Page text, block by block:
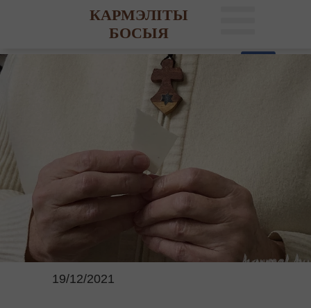
19/12/2021
КАРМЭЛІТЫ
БОСЫЯ